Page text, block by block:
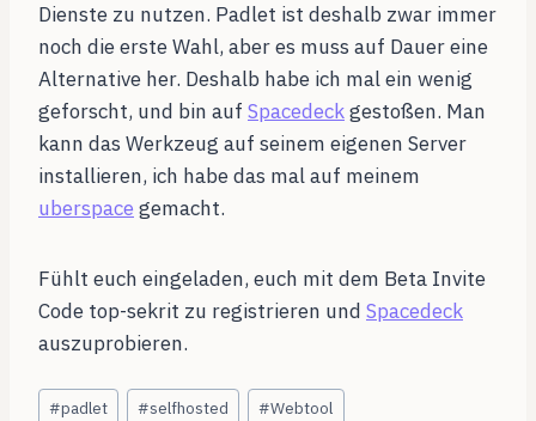
Dienste zu nutzen. Padlet ist deshalb zwar immer
noch die erste Wahl, aber es muss auf Dauer eine
Alternative her. Deshalb habe ich mal ein wenig
geforscht, und bin auf Spacedeckgestoßen. Man
kann das Werkzeug auf seinem eigenen Server
installieren, ich habe das mal auf meinem
uberspace gemacht.
Fühlt euch eingeladen, euch mit dem Beta Invite
Code top-sekrit zu registrieren und Spacedeck
auszuprobieren.
Schlagworte:
#padlet #selfhosted #Webtool